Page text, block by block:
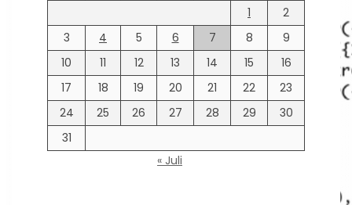
1
2
3
4 5 6 7 8
9
10
11 12 13 14 15
16
17
18 19 20 21 22
23
24
25 26 27 28 29
30
31
« Juli